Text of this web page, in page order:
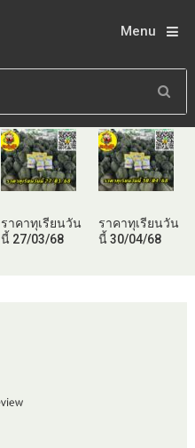
Menu
ราคาทุเรียนวัน
นี้ 27/03/68
ราคาทุเรียนวัน
นี้ 30/04/68